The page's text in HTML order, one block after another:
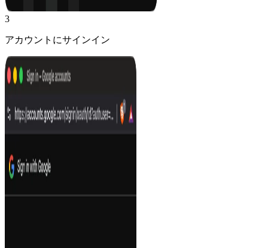
3
アカウントにサインイン